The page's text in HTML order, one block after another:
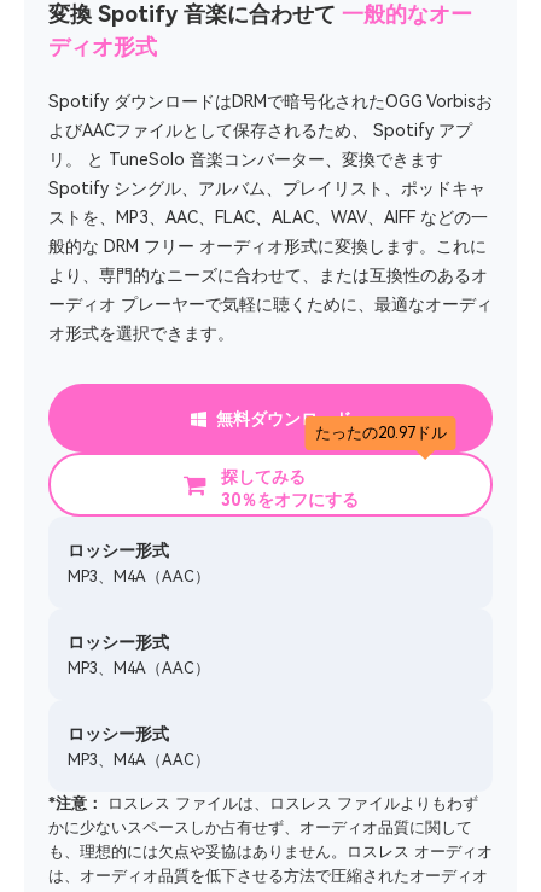
変換 Spotify 音楽に合わせて 一般的なオー
ディオ形式
Spotify ダウンロードはDRMで暗号化されたOGG Vorbisお
よびAACファイルとして保存されるため、 Spotify アプ
リ。 と TuneSolo 音楽コンバーター、変換できます
Spotify シングル、アルバム、プレイリスト、ポッドキャ
ストを、MP3、AAC、FLAC、ALAC、WAV、AIFF などの一
般的な DRM フリー オーディオ形式に変換します。これに
より、専門的なニーズに合わせて、または互換性のあるオ
ーディオ プレーヤーで気軽に聴くために、最適なオーディ
オ形式を選択できます。
無料ダウンロード
探してみる
30％をオフにする
たったの20.97ドル
ロッシー形式
MP3、M4A（AAC）
ロッシー形式
MP3、M4A（AAC）
ロッシー形式
MP3、M4A（AAC）
*注意：
ロスレス ファイルは、ロスレス ファイルよりもわず
かに少ないスペースしか占有せず、オーディオ品質に関して
も、理想的には欠点や妥協はありません。ロスレス オーディオ
は、オーディオ品質を低下させる方法で圧縮されたオーディオ